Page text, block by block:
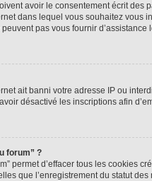
avoir le consentement écrit des
dans lequel vous souhaitez vous
pas vous fournir
ait banni votre adresse IP ou
désactivé les inscriptions afin
forum” ?
permet d’effacer tous les
que l’enregistrement du statut